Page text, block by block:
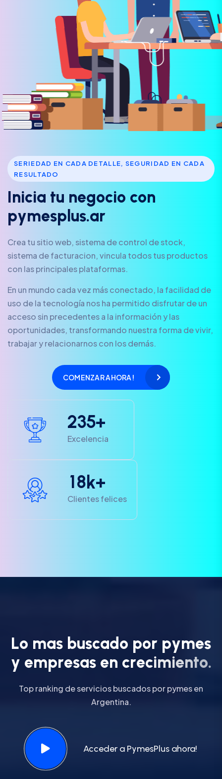
SERIEDAD EN CADA DETALLE, SEGURIDAD EN CADA
RESULTADO
Inicia tu negocio con
pymesp us.ar
Crea tu sitio web, sistema de control de stock,
sistema de facturacion, vincula todos tus productos
con las principales plataformas.
En un mundo cada vez más conectado, la facilidad de
uso de la tecnología nos ha permitido disfrutar de un
acceso sin precedentes a la información y las
oportunidades, transformando nuestra forma de vivir,
trabajar y relacionarnos con los demás.
COMENZAR AHORA!
235+
Excelencia
18k+
Clientes felices
Lo mas buscado por pymes
y empresas en crecimiento.
Top ranking de servicios buscados por pymes en
Argentina.
Acceder a PymesPlus ahora!